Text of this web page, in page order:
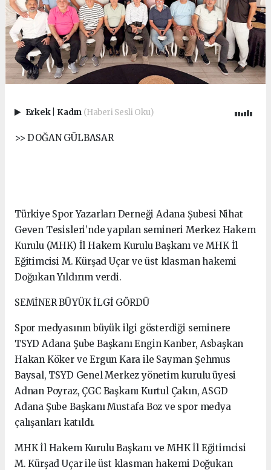
Erkek Kadın (Haberi Sesli Oku)
>> DOĞAN GÜLBASAR
Türkiye Spor Yazarları Derneği Adana Şubesi Nihat
Geven Tesisleri’nde yapılan semineri Merkez Hakem
Kurulu (MHK) İl Hakem Kurulu Başkanı ve MHK İl
Eğitimcisi M. Kürşad Uçar ve üst klasman hakemi
Doğukan Yıldırım verdi.
SEMİNER BÜYÜK İLGİ GÖRDÜ
Spor medyasının büyük ilgi gösterdiği seminere
TSYD Adana Şube Başkanı Engin Kanber, Asbaşkan
Hakan Köker ve Ergun Kara ile Sayman Şehmus
Baysal, TSYD Genel Merkez yönetim kurulu üyesi
Adnan Poyraz, ÇGC Başkanı Kurtul Çakın, ASGD
Adana Şube Başkanı Mustafa Boz ve spor medya
çalışanları katıldı.
MHK İl Hakem Kurulu Başkanı ve MHK İl Eğitimcisi
M. Kürşad Uçar ile üst klasman hakemi Doğukan